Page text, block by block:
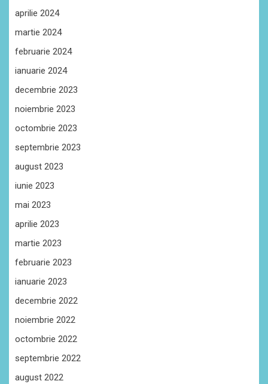
aprilie 2024
martie 2024
februarie 2024
ianuarie 2024
decembrie 2023
noiembrie 2023
octombrie 2023
septembrie 2023
august 2023
iunie 2023
mai 2023
aprilie 2023
martie 2023
februarie 2023
ianuarie 2023
decembrie 2022
noiembrie 2022
octombrie 2022
septembrie 2022
august 2022